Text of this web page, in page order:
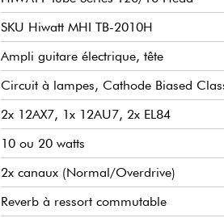
SKU Hiwatt MHI TB-2010H
Ampli guitare électrique, tête
Circuit à lampes, Cathode Biased
2x 12AX7, 1x 12AU7, 2x EL84
10 ou 20 watts
2x canaux (Normal/Overdrive)
Reverb à ressort commutable